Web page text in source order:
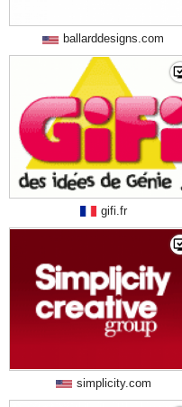
ballarddesigns.com
gifi.fr
simplicity.com